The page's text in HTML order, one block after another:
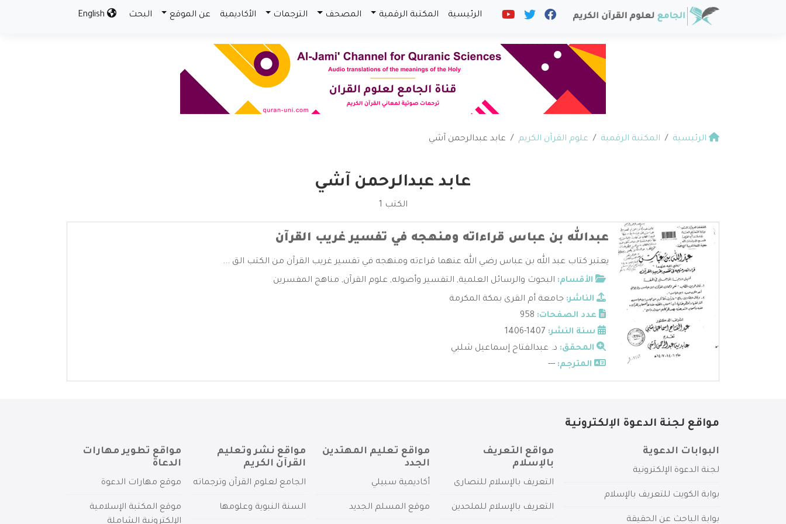
الرئيسية المكتبة الرقمية المصحف الترجمات الأكاديمية عن الموقع البحث
الرئيسية المكتبة الرقمية علوم القرآن الكريم عابد عبدالرحمن آشي
عابد عبدالرحمن آشي
الكتب 1
عبدالله بن عباس قراءاته ومنهجه في تفسير غريب القرآن
يعتبر كتاب عبد الله بن عباس رضي الله عنهما قراءته ومنهجه في تفسير غريب القرآن من الكتب الق ...
الأقسام: البحوث والرسائل العلمية, التفسير وأصوله, علوم القرآن, مناهج المفسرين
الناشر: جامعة أم القرى بمكة المكرمة
عدد الصفحات:
سنة النشر:
المحقق: د. عبدالفتاح إسماعيل شلبي
المترجم: ---
مواقع لجنة الدعوة الإلكترونية
البوابات الدعوية
لجنة الدعوة الإلكترونية
بوابة الكويت للتعريف بالإسلام
بوابة الباحث عن الحقيقة
مواقع التعريف
بالإسلام
التعريف بالإسلام للنصارى
التعريف بالإسلام للملحدين
مواقع تعليم المهتدين
الجدد
أكاديمية سبيلي
موقع المسلم الجديد
مواقع نشر وتعليم
القرآن الكريم
الجامع لعلوم القرآن وترجماته
السنة النبوية وعلومها
مواقع تطوير مهارات
الدعاة
موقع مهارات الدعوة
موقع المكتبة الإسلامية
الإلكترونية الشاملة